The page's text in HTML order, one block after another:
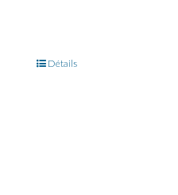
Détails